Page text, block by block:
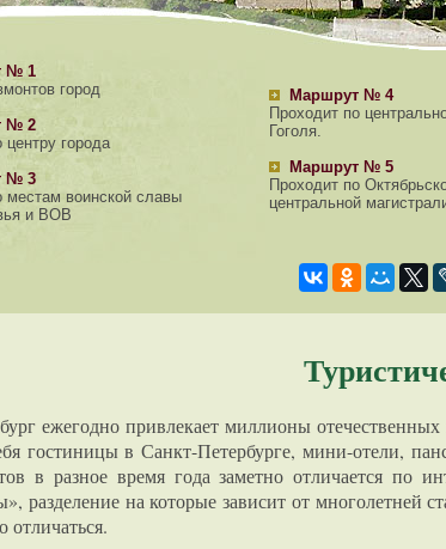
№ 1
город
№ 2
центру города
№ 3
местам воинской славы
и ВОВ
Маршрут № 4
Проходит по
Гоголя.
Маршрут № 5
Проходит по
центральной
ежегодно привлекает миллионы
гостиницы в Санкт-Петербурге, мини-отели,
в разное время года заметно отличается по
разделение на которые зависит от многолетней
отличаться.